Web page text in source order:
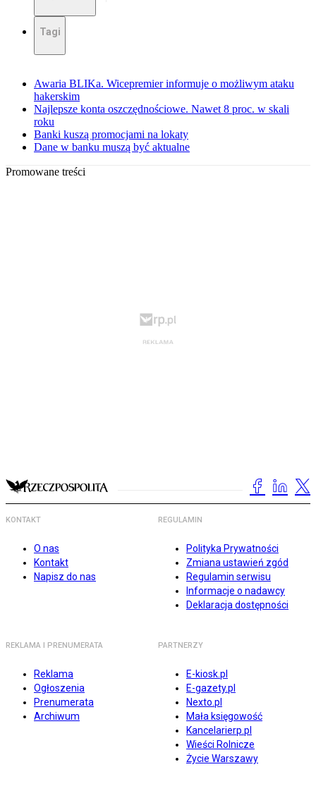
Tagi
Awaria BLIKa. Wicepremier informuje o możliwym ataku
hakerskim
Najlepsze konta oszczędnościowe. Nawet 8 proc. w skali
roku
Banki kuszą promocjami na lokaty
Dane w banku muszą być aktualne
Promowane treści
KONTAKT
O nas
Kontakt
Napisz do nas
REGULAMIN
Polityka Prywatności
Zmiana ustawień zgód
Regulamin serwisu
Informacje o nadawcy
Deklaracja dostępności
REKLAMA I PRENUMERATA
Reklama
Ogłoszenia
Prenumerata
Archiwum
PARTNERZY
E-kiosk.pl
E-gazety.pl
Nexto.pl
Mała księgowość
Kancelarierp.pl
Wieści Rolnicze
Życie Warszawy